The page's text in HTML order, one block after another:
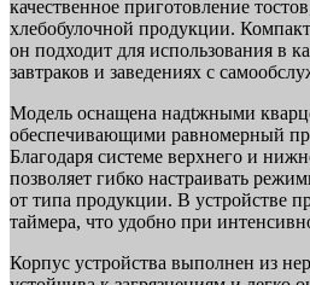
качественное приготовление
хлебобулочной продукции.
он подходит для использования в
завтраков и заведениях с
Модель оснащена надtжными
обеспечивающими равномерный
Благодаря системе верхнего и
позволяет гибко настраивать
от типа продукции. В устройстве
таймера, что удобно при
Корпус устройства выполнен из